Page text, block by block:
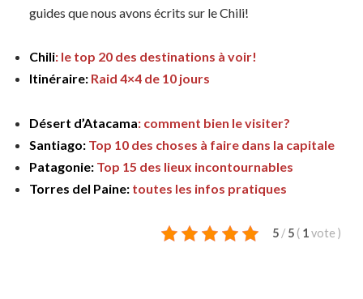
guides que nous avons écrits sur le Chili!
Chili: le top 20 des destinations à voir!
Itinéraire: Raid 4×4 de 10 jours
Désert d’Atacama: comment bien le visiter?
Santiago: Top 10 des choses à faire dans la capitale
Patagonie: Top 15 des lieux incontournables
Torres del Paine: toutes les infos pratiques
5 / 5 ( 1vote )